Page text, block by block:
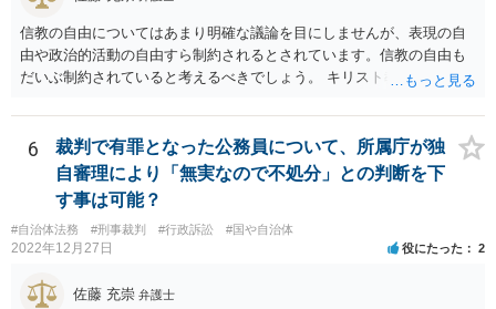
信教の自由についてはあまり明確な議論を目にしませんが、表現の自
由や政治的活動の自由すら制約されるとされています。信教の自由も
だいぶ制約されていると考えるべきでしょう。 キリスト教の信仰につ
由に宮中の祭祀・儀礼に関する儀式を拒否したり、それら儀式の遂行
を批判する意見を公にすることが無制限に許されるとは思えません。
6
裁判で有罪となった公務員について、所属庁が独
自審理により「無実なので不処分」との判断を下
す事は可能？
#自治体法務 #刑事裁判 #行政訴訟 #国や自治体
2022年12月27日 役にたった 2
佐藤 充崇 弁護士